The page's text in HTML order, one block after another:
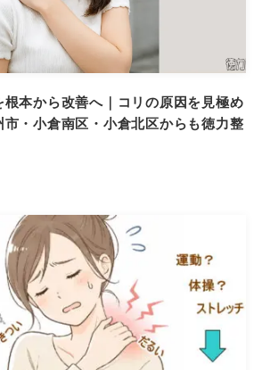
本から改善へ｜コリの原因を見極め
・小倉南区・小倉北区からも徳力整